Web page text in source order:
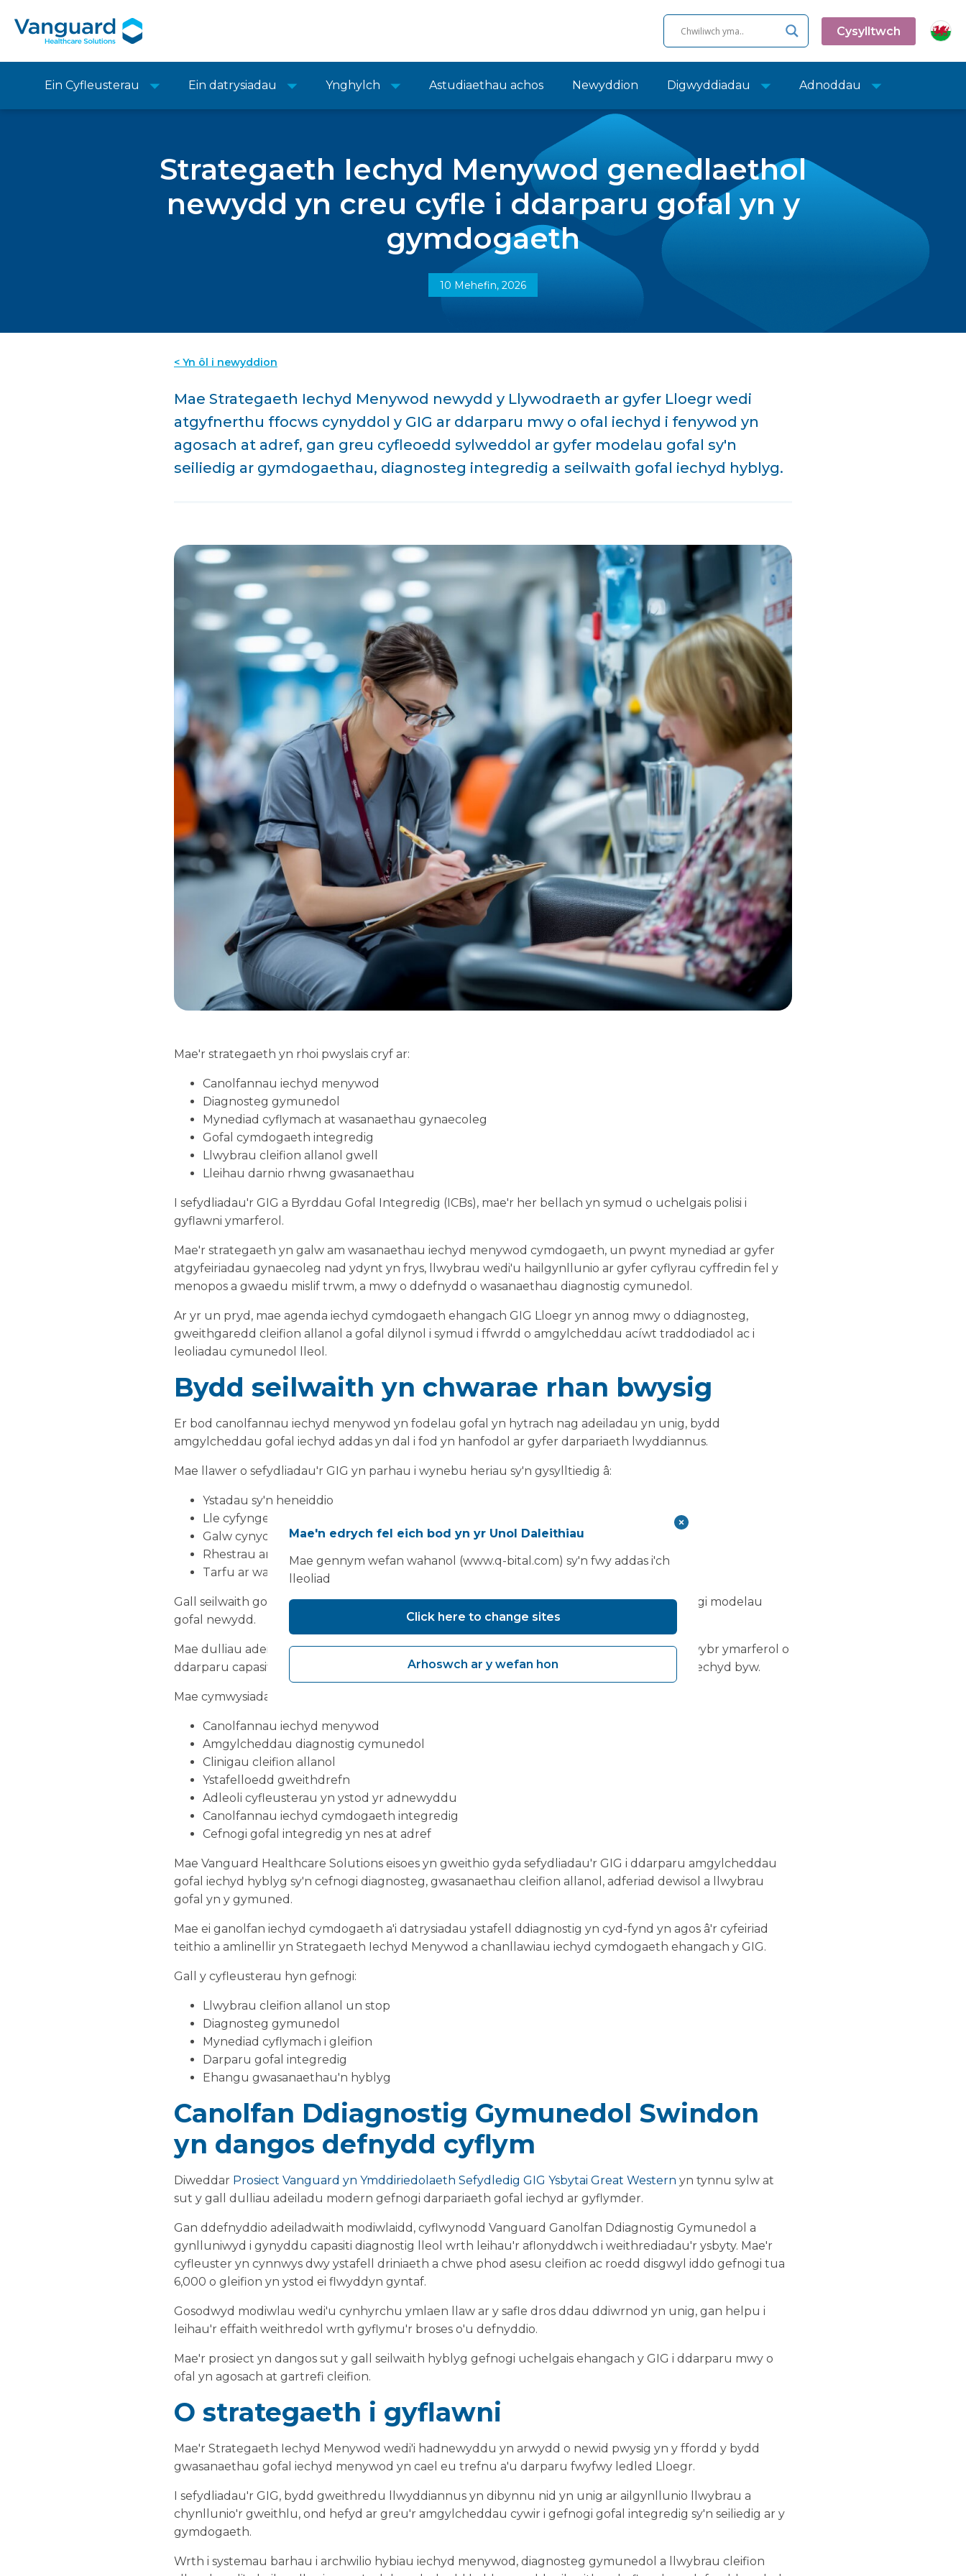
Cysylltwch
Ein Cyfleusterau Ein datrysiadau Ynghylch Astudiaethau achos Newyddion Digwyddiadau Adnoddau
Strategaeth Iechyd Menywod genedlaethol
newydd yn creu cyfle i ddarparu gofal yn y
gymdogaeth
10 Mehefin, 2026
< Yn ôl i newyddion
Mae Strategaeth Iechyd Menywod newydd y Llywodraeth ar gyfer Lloegr wedi
atgyfnerthu ffocws cynyddol y GIG ar ddarparu mwy o ofal iechyd i fenywod yn
agosach at adref, gan greu cyfleoedd sylweddol ar gyfer modelau gofal sy'n
seiliedig ar gymdogaethau, diagnosteg integredig a seilwaith gofal iechyd hyblyg.
Mae'r strategaeth yn rhoi pwyslais cryf ar:
Canolfannau iechyd menywod
Diagnosteg gymunedol
Mynediad cyflymach at wasanaethau gynaecoleg
Gofal cymdogaeth integredig
Llwybrau cleifion allanol gwell
Lleihau darnio rhwng gwasanaethau
I sefydliadau'r GIG a Byrddau Gofal Integredig (ICBs), mae'r her bellach yn symud o uchelgais polisi i
gyflawni ymarferol.
Mae'r strategaeth yn galw am wasanaethau iechyd menywod cymdogaeth, un pwynt mynediad ar gyfer
atgyfeiriadau gynaecoleg nad ydynt yn frys, llwybrau wedi'u hailgynllunio ar gyfer cyflyrau cyffredin fel y
menopos a gwaedu mislif trwm, a mwy o ddefnydd o wasanaethau diagnostig cymunedol.
Ar yr un pryd, mae agenda iechyd cymdogaeth ehangach GIG Lloegr yn annog mwy o ddiagnosteg,
gweithgaredd cleifion allanol a gofal dilynol i symud i ffwrdd o amgylcheddau acíwt traddodiadol ac i
leoliadau cymunedol lleol.
Bydd seilwaith yn chwarae rhan bwysig
Er bod canolfannau iechyd menywod yn fodelau gofal yn hytrach nag adeiladau yn unig, bydd
amgylcheddau gofal iechyd addas yn dal i fod yn hanfodol ar gyfer darpariaeth lwyddiannus.
Mae llawer o sefydliadau'r GIG yn parhau i wynebu heriau sy'n gysylltiedig â:
Ystadau sy'n heneiddio
Lle cyfyngedig i gleifion allanol
Galw cynyddol am ddiagnostig
Rhestrau aros gynaecoleg
Tarfu ar wasanaethau yn ystod prosiectau adnewyddu
Gall seilwaith gofal iechyd hyblyg helpu systemau i fynd i'r afael â'r pwysau hyn wrth gefnogi modelau
gofal newydd.
Mae dulliau adeiladu modern (MMC) a chyfleusterau gofal iechyd modiwlaidd yn cynnig llwybr ymarferol o
ddarparu capasiti ychwanegol yn gyflym a chyda llai o aflonyddwch i amgylcheddau gofal iechyd byw.
Mae cymwysiadau posibl yn cynnwys:
Canolfannau iechyd menywod
Amgylcheddau diagnostig cymunedol
Clinigau cleifion allanol
Ystafelloedd gweithdrefn
Adleoli cyfleusterau yn ystod yr adnewyddu
Canolfannau iechyd cymdogaeth integredig
Cefnogi gofal integredig yn nes at adref
Mae Vanguard Healthcare Solutions eisoes yn gweithio gyda sefydliadau'r GIG i ddarparu amgylcheddau
gofal iechyd hyblyg sy'n cefnogi diagnosteg, gwasanaethau cleifion allanol, adferiad dewisol a llwybrau
gofal yn y gymuned.
Mae ei ganolfan iechyd cymdogaeth a'i datrysiadau ystafell ddiagnostig yn cyd-fynd yn agos â'r cyfeiriad
teithio a amlinellir yn Strategaeth Iechyd Menywod a chanllawiau iechyd cymdogaeth ehangach y GIG.
Gall y cyfleusterau hyn gefnogi:
Llwybrau cleifion allanol un stop
Diagnosteg gymunedol
Mynediad cyflymach i gleifion
Darparu gofal integredig
Ehangu gwasanaethau'n hyblyg
Canolfan Ddiagnostig Gymunedol Swindon
yn dangos defnydd cyflym
Diweddar Prosiect Vanguard yn Ymddiriedolaeth Sefydledig GIG Ysbytai Great Western yn tynnu sylw at
sut y gall dulliau adeiladu modern gefnogi darpariaeth gofal iechyd ar gyflymder.
Gan ddefnyddio adeiladwaith modiwlaidd, cyflwynodd Vanguard Ganolfan Ddiagnostig Gymunedol a
gynlluniwyd i gynyddu capasiti diagnostig lleol wrth leihau'r aflonyddwch i weithrediadau'r ysbyty. Mae'r
cyfleuster yn cynnwys dwy ystafell driniaeth a chwe phod asesu cleifion ac roedd disgwyl iddo gefnogi tua
6,000 o gleifion yn ystod ei flwyddyn gyntaf.
Gosodwyd modiwlau wedi'u cynhyrchu ymlaen llaw ar y safle dros ddau ddiwrnod yn unig, gan helpu i
leihau'r effaith weithredol wrth gyflymu'r broses o'u defnyddio.
Mae'r prosiect yn dangos sut y gall seilwaith hyblyg gefnogi uchelgais ehangach y GIG i ddarparu mwy o
ofal yn agosach at gartrefi cleifion.
O strategaeth i gyflawni
Mae'r Strategaeth Iechyd Menywod wedi'i hadnewyddu yn arwydd o newid pwysig yn y ffordd y bydd
gwasanaethau gofal iechyd menywod yn cael eu trefnu a'u darparu fwyfwy ledled Lloegr.
I sefydliadau'r GIG, bydd gweithredu llwyddiannus yn dibynnu nid yn unig ar ailgynllunio llwybrau a
chynllunio'r gweithlu, ond hefyd ar greu'r amgylcheddau cywir i gefnogi gofal integredig sy'n seiliedig ar y
gymdogaeth.
Wrth i systemau barhau i archwilio hybiau iechyd menywod, diagnosteg gymunedol a llwybrau cleifion
Mae'n edrych fel eich bod yn yr Unol Daleithiau
Mae gennym wefan wahanol (www.q-bital.com) sy'n fwy addas i'ch
lleoliad
Click here to change sites
Arhoswch ar y wefan hon